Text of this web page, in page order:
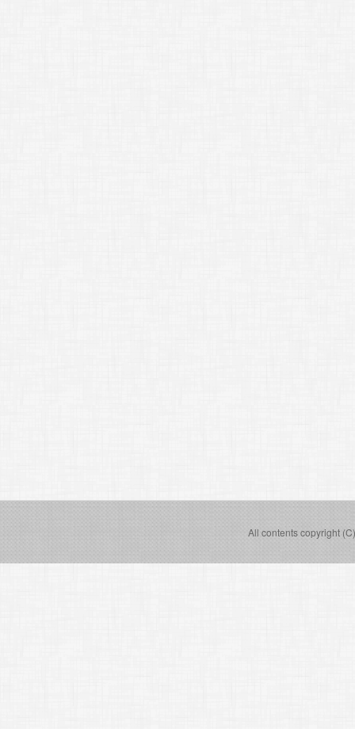
All contents copyright